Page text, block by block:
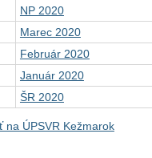
NP 2020
Marec 2020
Február 2020
Január 2020
ŠR 2020
na ÚPSVR Kežmarok